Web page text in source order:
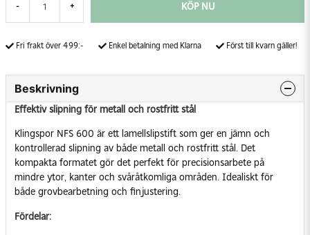
- + KÖP NU
Fri frakt över 499:- Enkel betalning med Klarna Först till kvarn gäller!
Beskrivning
Effektiv slipning för metall och rostfritt stål
Klingspor NFS 600 är ett lamellslipstift som ger en jämn och
kontrollerad slipning av både metall och rostfritt stål. Det
kompakta formatet gör det perfekt för precisionsarbete på
mindre ytor, kanter och svåråtkomliga områden. Idealiskt för
både grovbearbetning och finjustering.
Fördelar: